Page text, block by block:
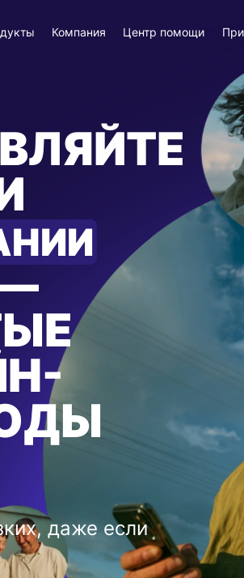
Компания Центр помощи
даже если